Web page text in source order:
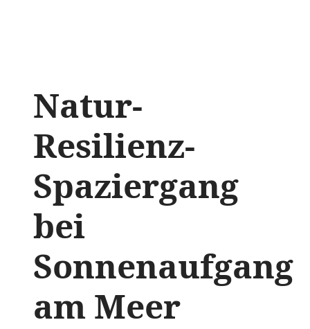
Natur-
Resilienz-
Spaziergang
bei
Sonnenaufgang
am Meer